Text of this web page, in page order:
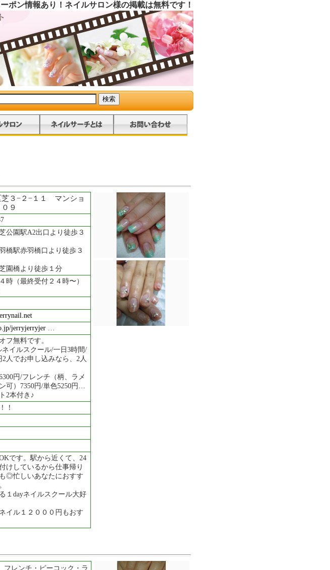
ポン情報あり！ネイルサロン様の掲載は無料です！
芝３−２−１１ マンショ
９
公園駅A2出口より徒歩３
橋駅赤羽橋口より徒歩３
園橋より徒歩１分
時（最終受付２４時〜）
jerryjerryjer …
フ無料です。
ネイルスクール/一日3時間/
2人でお申し込みなら、2人
円/フレンチ（柄、ラメ
可）7350円/単色5250円…
2本付き♪
！
です。駅から近くて、24
けしているから仕事帰り
◎忙しいあなたにおすす
１dayネイルスクール大好
イル１２０００円もおす
レンチ・ピーコック・ラ